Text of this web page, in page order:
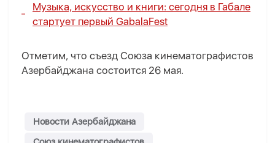
Музыка, искусство и книги: сегодня в Габале
стартует первый GabalaFest
Отметим, что съезд Союза кинематографистов
Азербайджана состоится 26 мая.
Новости Азербайджана